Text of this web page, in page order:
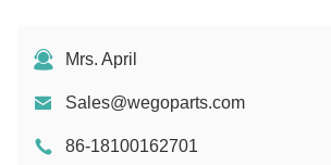
Mrs. April
Sales@wegoparts.com
86-18100162701